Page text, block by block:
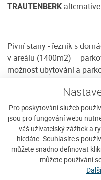
Pro poskytování služeb
jsou pro fungování webu
váš uživatelský zážitek a
hledáte. Souhlasíte s
můžete snadno definovat
můžete používání
TRAUTENBERK
Pivní stany - řezník s
v areálu (1400m2) –
možnost ubytování a
Akce se koná v blízkosti
konat večerní šermířské
Dostupnost z centra:
Akce se koná za každého
Vstupné: 99,99,- 1 den /
OFICIÁLNÍ WEB